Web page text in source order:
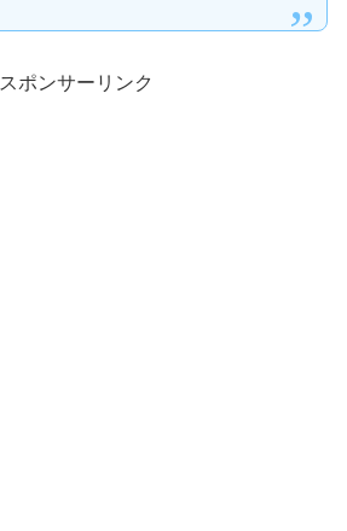
スポンサーリンク